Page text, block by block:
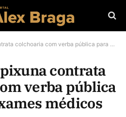
com verba pública para fazer exames médicos
contrata
verba pública
médicos